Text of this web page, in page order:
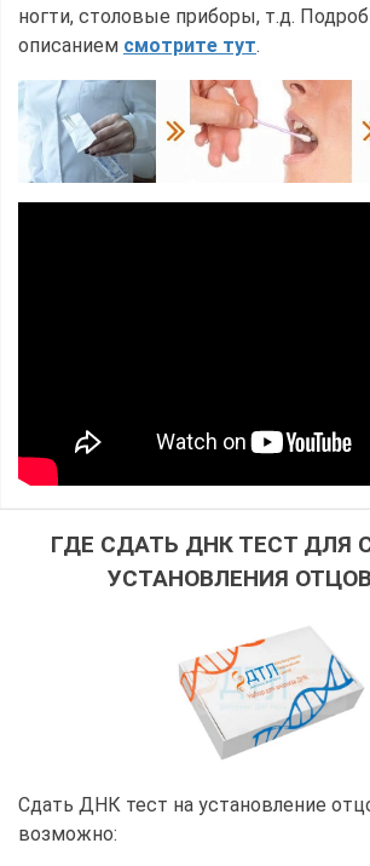
ногти, столовые приборы, т.д.
описанием смотрите тут.
ГДЕ СДАТЬ ДНК ТЕСТ ДЛЯ
УСТАНОВЛЕНИЯ
Сдать ДНК тест на установление
возможно: